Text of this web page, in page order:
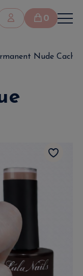
0
Nude